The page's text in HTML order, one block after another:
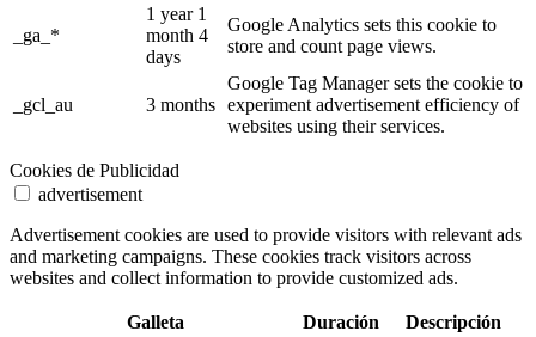
_ga_*
1 year 1
month 4
days
Google Analytics sets this cookie to
store and count page views.
_gcl_au 3 months
Google Tag Manager sets the cookie to
experiment advertisement efficiency of
websites using their services.
Cookies de Publicidad
advertisement
Advertisement cookies are used to provide visitors with relevant ads
and marketing campaigns. These cookies track visitors across
websites and collect information to provide customized ads.
Galleta Duración Descripción